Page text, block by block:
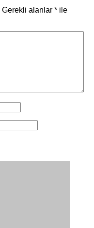
Gerekli alanlar * ile